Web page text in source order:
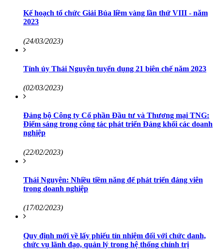
Kế hoạch tổ chức Giải Búa liềm vàng lần thứ VIII - năm
2023
(24/03/2023)
Tỉnh ủy Thái Nguyên tuyển dụng 21 biên chế năm 2023
(02/03/2023)
Đảng bộ Công ty Cổ phần Đầu tư và Thương mại TNG:
Điểm sáng trong công tác phát triển Đảng khối các doanh
nghiệp
(22/02/2023)
Thái Nguyên: Nhiều tiềm năng để phát triển đảng viên
trong doanh nghiệp
(17/02/2023)
Quy định mới về lấy phiếu tín nhiệm đối với chức danh,
chức vụ lãnh đạo, quản lý trong hệ thống chính trị